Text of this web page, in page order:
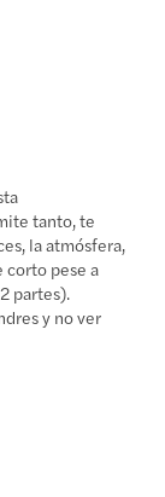
tanto, te
la atmósfera,
corto pese a
partes).
y no ver